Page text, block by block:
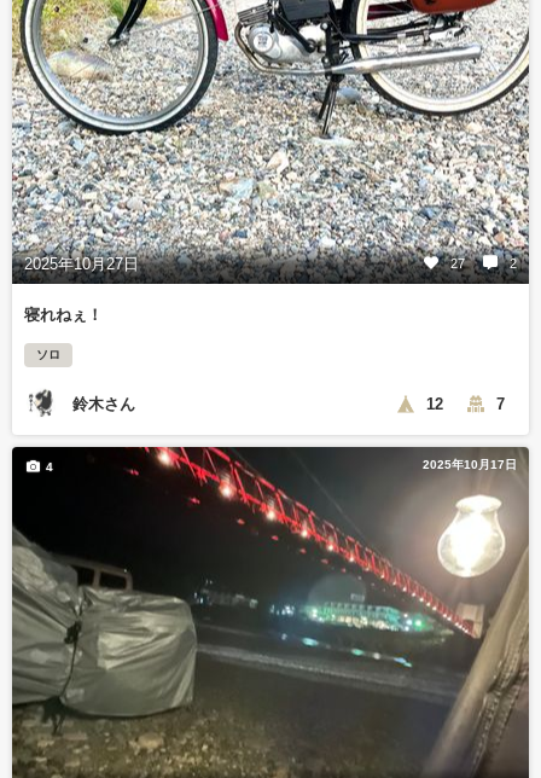
2025年10月27日 27 2
寝れねぇ！
ソロ
鈴木さん 12 7
2025年10月17日
4